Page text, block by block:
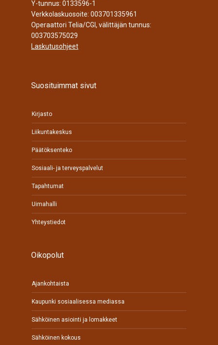
Y-tunnus: 0133596-1
Verkkolaskuosoite: 003701335961
Operaattori Telia/CGI, välittäjän tunnus:
003703575029
Laskutusohjeet
Suosituimmat sivut
Kirjasto
Liikuntakeskus
Päätöksenteko
Sosiaali- ja terveyspalvelut
Tapahtumat
Uimahalli
Yhteystiedot
Oikopolut
Ajankohtaista
Kaupunki sosiaalisessa mediassa
Sähköinen asiointi ja lomakkeet
Sähköinen kokous